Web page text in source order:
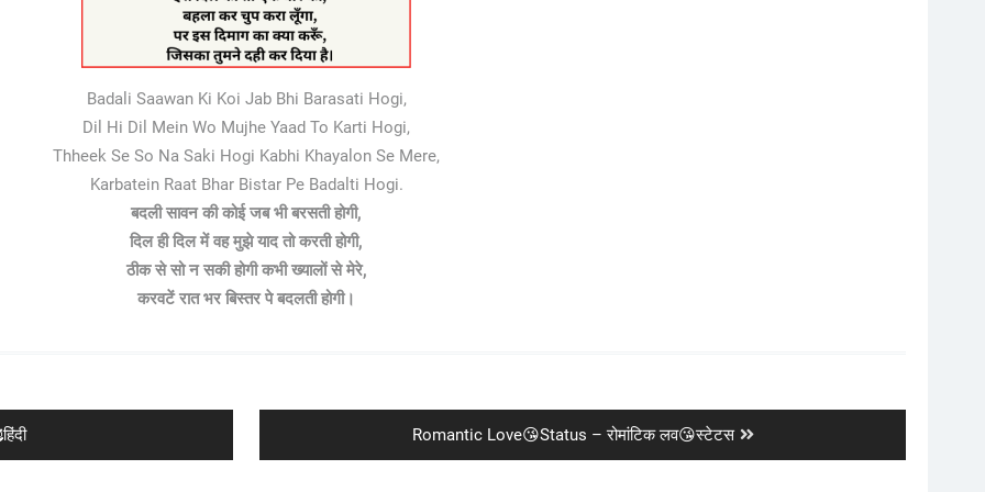
Badali Saawan Ki Koi Jab Bhi Barasati Hogi,
Dil Hi Dil Mein Wo Mujhe Yaad To Karti Hogi,
Thheek Se So Na Saki Hogi Kabhi Khayalon Se Mere,
Karbatein Raat Bhar Bistar Pe Badalti Hogi.
बदली सावन की कोई जब भी बरसती होगी,
दिल ही दिल में वह मुझे याद तो करती होगी,
ठीक से सो न सकी होगी कभी ख्यालों से मेरे,
करवटें रात भर बिस्तर पे बदलती होगी।
Next
post:
Romantic Love😘Status – रोमांटिक लव😘स्टेटस